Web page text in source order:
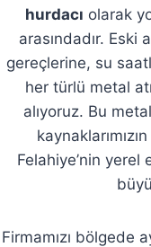
hurdacı olarak
arasındadır.
gereçlerine, su
her türlü metal
alıyoruz. Bu
Felahiye’nin
Firmamızı bölgede